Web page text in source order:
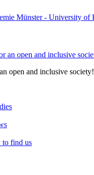
open and inclusive society!
find us